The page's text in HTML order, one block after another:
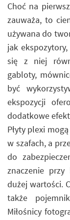
Choć na
zauważa, to
używana do
jak
się z niej
gabloty,
być
ekspozycji
dodatkowe
Płyty plexi
w szafach, a
do
znaczenie
dużej wartości.
także
Miłośnicy